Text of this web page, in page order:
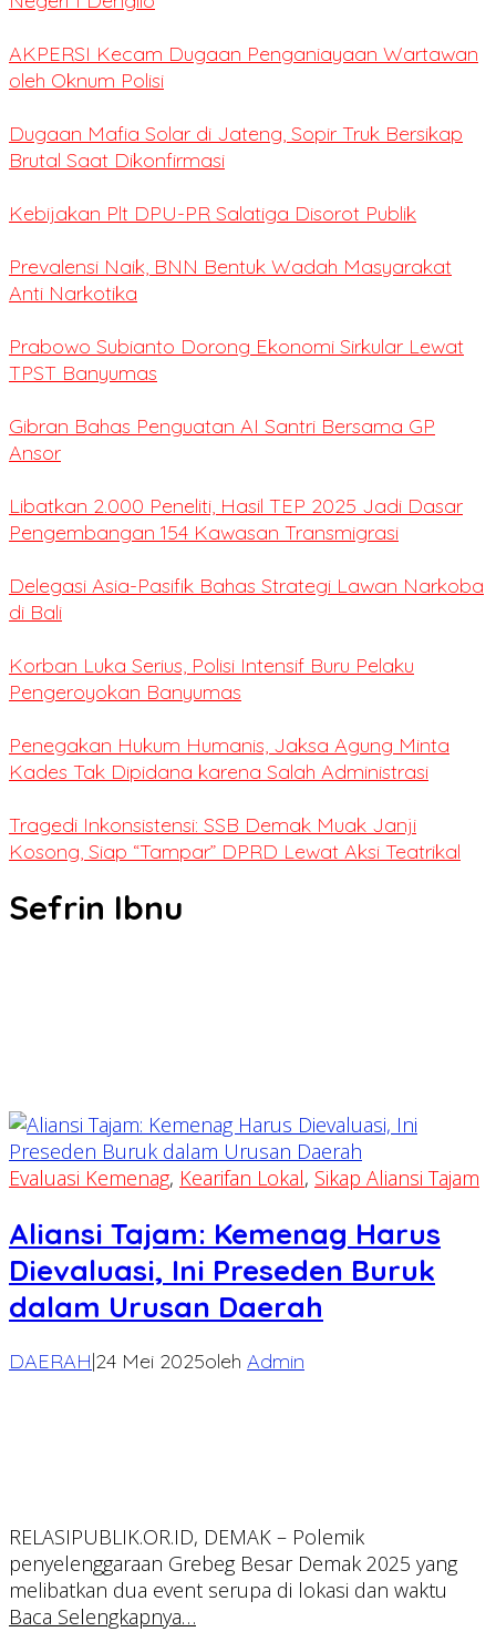
AKPERSI Kecam Dugaan Penganiayaan Wartawan
oleh Oknum Polisi
Dugaan Mafia Solar di Jateng, Sopir Truk Bersikap
Brutal Saat Dikonfirmasi
Kebijakan Plt DPU-PR Salatiga Disorot Publik
Prevalensi Naik, BNN Bentuk Wadah Masyarakat
Anti Narkotika
Prabowo Subianto Dorong Ekonomi Sirkular Lewat
TPST Banyumas
Gibran Bahas Penguatan AI Santri Bersama GP
Ansor
Libatkan 2.000 Peneliti, Hasil TEP 2025 Jadi Dasar
Pengembangan 154 Kawasan Transmigrasi
Delegasi Asia-Pasifik Bahas Strategi Lawan Narkoba
di Bali
Korban Luka Serius, Polisi Intensif Buru Pelaku
Pengeroyokan Banyumas
Penegakan Hukum Humanis, Jaksa Agung Minta
Kades Tak Dipidana karena Salah Administrasi
Tragedi Inkonsistensi: SSB Demak Muak Janji
Kosong, Siap “Tampar” DPRD Lewat Aksi Teatrikal
Sefrin Ibnu
Evaluasi Kemenag, Kearifan Lokal, Sikap Aliansi Tajam
Aliansi Tajam: Kemenag Harus
Dievaluasi, Ini Preseden Buruk
dalam Urusan Daerah
DAERAH|24 Mei 2025oleh Admin
RELASIPUBLIK.OR.ID, DEMAK – Polemik
penyelenggaraan Grebeg Besar Demak 2025 yang
melibatkan dua event serupa di lokasi dan waktu
Baca Selengkapnya…